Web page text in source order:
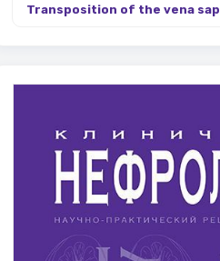
Transposition of the vena